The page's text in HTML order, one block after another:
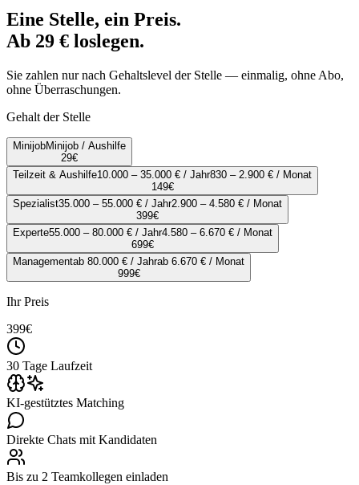
Eine Stelle, ein Preis.
Ab 29 € loslegen.
Sie zahlen nur nach Gehaltslevel der Stelle — einmalig, ohne Abo,
ohne Überraschungen.
Gehalt der Stelle
MinijobMinijob / Aushilfe
29€
Teilzeit & Aushilfe10.000 – 35.000 € / Jahr830 – 2.900 € / Monat
149€
Spezialist35.000 – 55.000 € / Jahr2.900 – 4.580 € / Monat
399€
Experte55.000 – 80.000 € / Jahr4.580 – 6.670 € / Monat
699€
Managementab 80.000 € / Jahrab 6.670 € / Monat
999€
Ihr Preis
399€
30 Tage Laufzeit
KI-gestütztes Matching
Direkte Chats mit Kandidaten
Bis zu 2 Teamkollegen einladen